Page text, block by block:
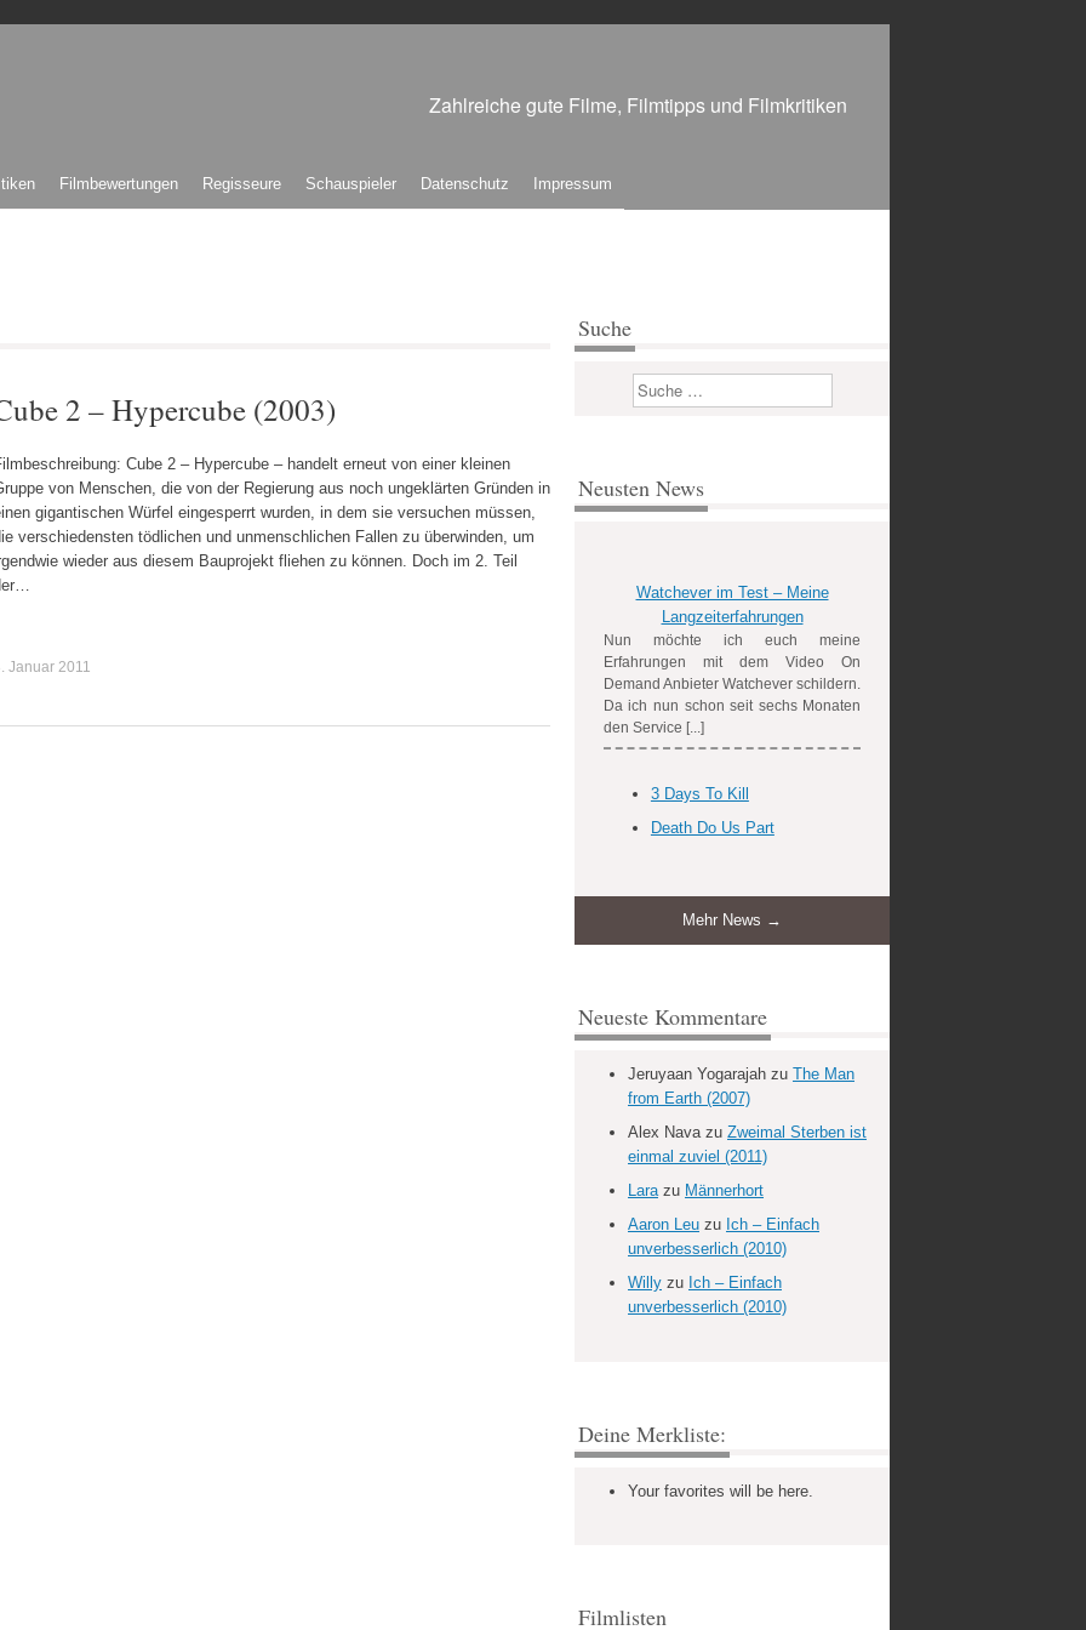
Zahlreiche gute Filme, Filmtipps und Filmkritiken
Filmbewertungen Regisseure Schauspieler Datenschutz Impressum
2 – Hypercube (2003)
Cube 2 – Hypercube – handelt erneut von einer kleinen
von Menschen, die von der Regierung aus noch ungeklärten Gründen in
gigantischen Würfel eingesperrt wurden, in dem sie versuchen müssen,
verschiedensten tödlichen und unmenschlichen Fallen zu überwinden, um
wieder aus diesem Bauprojekt fliehen zu können. Doch im 2. Teil
Januar 2011
Suche
Suchen
Neusten News
Watchever im Test – Meine
Langzeiterfahrungen
Nun möchte ich euch meine
Erfahrungen mit dem Video On
Demand Anbieter Watchever schildern.
Da ich nun schon seit sechs Monaten
den Service [...]
3 Days To Kill
Death Do Us Part
Mehr News →
Neueste Kommentare
Jeruyaan Yogarajah zu The Man
from Earth (2007)
Alex Navazu Zweimal Sterben ist
einmal zuviel (2011)
Larazu Männerhort
Aaron Leu zu Ich – Einfach
unverbesserlich (2010)
Willy zu Ich – Einfach
unverbesserlich (2010)
Deine Merkliste:
Your favorites will be here.
Filmlisten